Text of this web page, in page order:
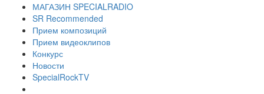
МАГАЗИН SPECIALRADIO
SR Recommended
Прием композиций
Прием видеоклипов
Конкурс
Новости
SpecialRockTV